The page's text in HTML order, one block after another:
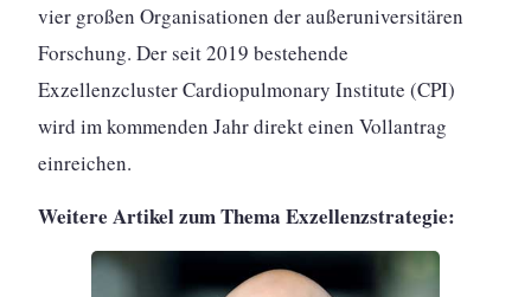
vier großen Organisationen der außeruniversitären
Forschung. Der seit 2019 bestehende
Exzellenzcluster Cardiopulmonary Institute (CPI)
wird im kommenden Jahr direkt einen Vollantrag
einreichen.
Weitere Artikel zum Thema Exzellenzstrategie: